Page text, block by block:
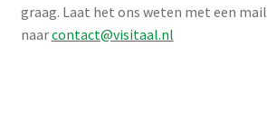
graag. Laat het ons weten met een mail
naarcontact@visitaal.nl